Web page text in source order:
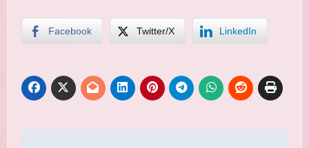
Facebook Twitter/X LinkedIn